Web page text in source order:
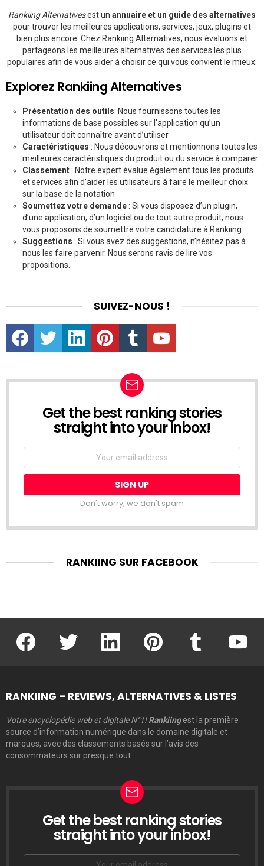
Rankiing Alternativesest un annuaire et un guide des alternatives
pour trouver les meilleures applications, services, jeux, plugins et
bien plus encore. Chez Rankiing Alternatives, nous évaluons et
partageons les meilleures alternatives des services les plus
populaires afin de vous aider à choisir ce qui vous convient le mieux.
Explorez Rankiing Alternatives
Présentation des outils: Nous fournissons toutes les
informations de base possibles sur l’application qu’un
utilisateur doit connaître avant d’utiliser
Caractéristiques : Nous découvrons et mentionnons toutes les
meilleures caractéristiques du produit ou du service à comparer
Classement : Notre expert évalue également tous les produits
et services afin d’aider les utilisateurs à faire le meilleur choix
sur la base de la notation
Soumettez votre demande : Si vous disposez d’un plugin,
d’une application, d’un logiciel ou de tout autre produit, nous
vous proposons de soumettre votre candidature à Rankiing.
Suggestions : Si vous avez des suggestions, n’hésitez pas à
nous les faire parvenir. Nous serons ravis de lire vos
propositions.
SUIVEZ-NOUS !
facebooktwitter linkedin pinteresttumblr youtube
NEWSLETTER
Get the best ranking stories
straight into your inbox!
Email
Don't worry, we don't spam
RANKIING SUR FACEBOOK
facebook twitter linkedin pinterest
RANKIING – REVIEWS, ALTERNATIVES & LISTES
Votre encyclopédie web et digitale N°1! Rankiingest la première
source d’information numérique dans le domaine digitale et
marques, avec des classements basés sur l’avis des
consommateurs sur presque tout.
LETTRE
D’INFORMATION
Get the best ranking stories
straight into your inbox!
Email